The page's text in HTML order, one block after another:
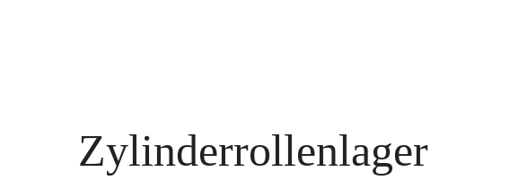
Zylinderrollenlager